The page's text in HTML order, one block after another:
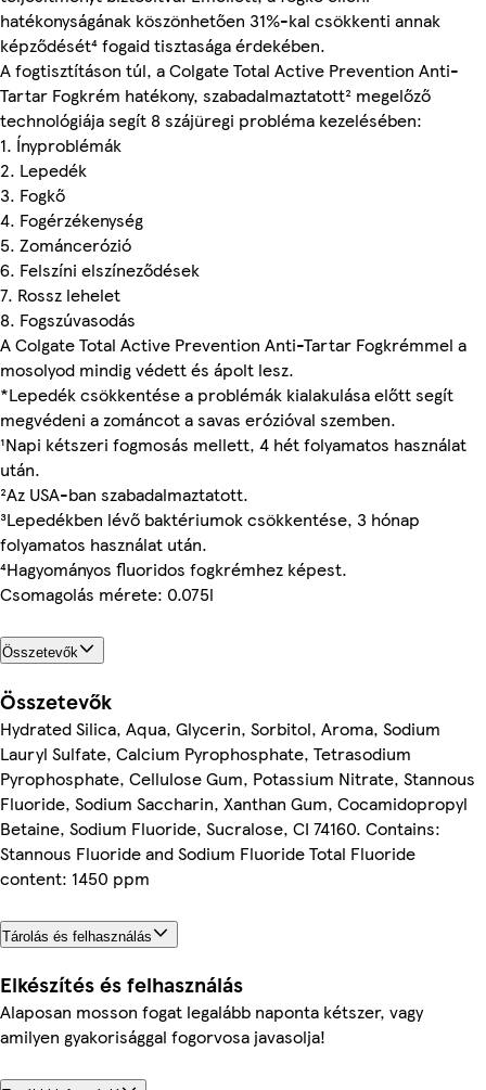
hatékonyságának köszönhetően 31%-kal csökkenti annak
képződését⁴ fogaid tisztasága érdekében.
A fogtisztításon túl, a Colgate Total Active Prevention Anti-
Tartar Fogkrém hatékony, szabadalmaztatott² megelőző
technológiája segít 8 szájüregi probléma kezelésében:
1. Ínyproblémák
2. Lepedék
3. Fogkő
4. Fogérzékenység
5. Zománcerózió
6. Felszíni elszíneződések
7. Rossz lehelet
8. Fogszúvasodás
A Colgate Total Active Prevention Anti-Tartar Fogkrémmel a
mosolyod mindig védett és ápolt lesz.
*Lepedék csökkentése a problémák kialakulása előtt segít
megvédeni a zománcot a savas erózióval szemben.
¹Napi kétszeri fogmosás mellett, 4 hét folyamatos használat
után.
²Az USA-ban szabadalmaztatott.
³Lepedékben lévő baktériumok csökkentése, 3 hónap
folyamatos használat után.
⁴Hagyományos fluoridos fogkrémhez képest.
Csomagolás mérete: 0.075l
Összetevők
Összetevők
Hydrated Silica, Aqua, Glycerin, Sorbitol, Aroma, Sodium
Lauryl Sulfate, Calcium Pyrophosphate, Tetrasodium
Pyrophosphate, Cellulose Gum, Potassium Nitrate, Stannous
Fluoride, Sodium Saccharin, Xanthan Gum, Cocamidopropyl
Betaine, Sodium Fluoride, Sucralose, CI 74160. Contains:
Stannous Fluoride and Sodium Fluoride Total Fluoride
content: 1450 ppm
Tárolás és felhasználás
Elkészítés és felhasználás
Alaposan mosson fogat legalább naponta kétszer, vagy
amilyen gyakorisággal fogorvosa javasolja!